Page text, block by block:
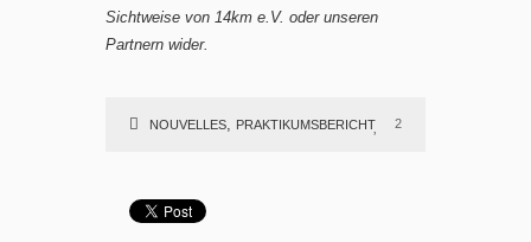
Sichtweise von 14km e.V. oder unseren
Partnern wider.
NOUVELLES PRAKTIKUMSBERICHT 2